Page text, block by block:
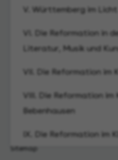
V. Württemberg im
VI. Die Reformation in
Literatur, Musik und
VII. Die Reformation im
VIII. Die Reformation im
Bebenhausen
IX. Die Reformation im
Staatsarchiv Wertheim
Service
Barrierefreiheit
Datenschutz
Impressum
Sitemap